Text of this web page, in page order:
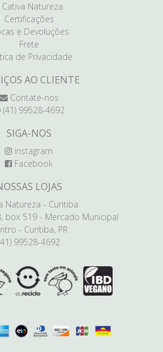
Cativa Natureza
Certificações
e Devoluções
Frete
de Privacidade
AO CLIENTE
Contate-nos
(41) 99528-4692
SIGA-NOS
instagram
Facebook
LOJAS
Natureza - Curitiba
box 519 - Mercado Municipal
- Curitiba, PR
99528-4692